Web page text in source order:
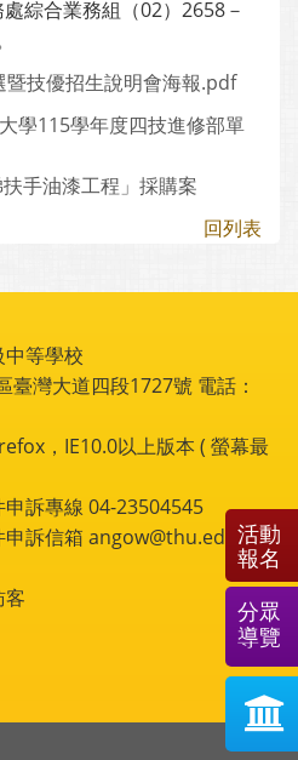
綜合業務組（02）2658－
暨技優招生說明會海報.pdf
學115學年度四技進修部單
扶手油漆工程」採購案
回列表
等學校
灣大道四段1727號 電話：
，IE10.0以上版本 ( 螢幕最
訴專線 04-23504545
申訴信箱 angow@thu.edu.tw
客
活動
報名
分眾
導覽